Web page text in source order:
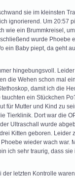
sie im kleinsten
ignorierend. Um 20:57
wie ein Brummkreisel,
wurde Phoebe
ein Baby piept, da geht
hingebungsvoll.
die Wehen schon mal
damit ich die
ein Stückchen
für Mutter und Kind zu
Tierklinik. Dort war die
Ultraschall wurde
Kitten geboren. Leider
wieder wach war.
ich sehr traurig, dass sie
letzten Kontrolle